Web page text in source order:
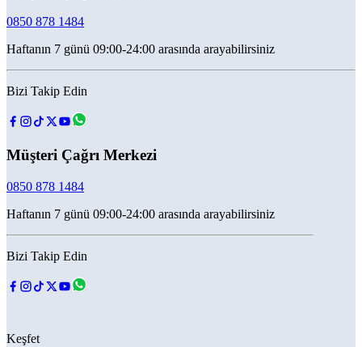
0850 878 1484
Haftanın 7 günü 09:00-24:00 arasında arayabilirsiniz
Bizi Takip Edin
Müşteri Çağrı Merkezi
0850 878 1484
Haftanın 7 günü 09:00-24:00 arasında arayabilirsiniz
Bizi Takip Edin
Keşfet